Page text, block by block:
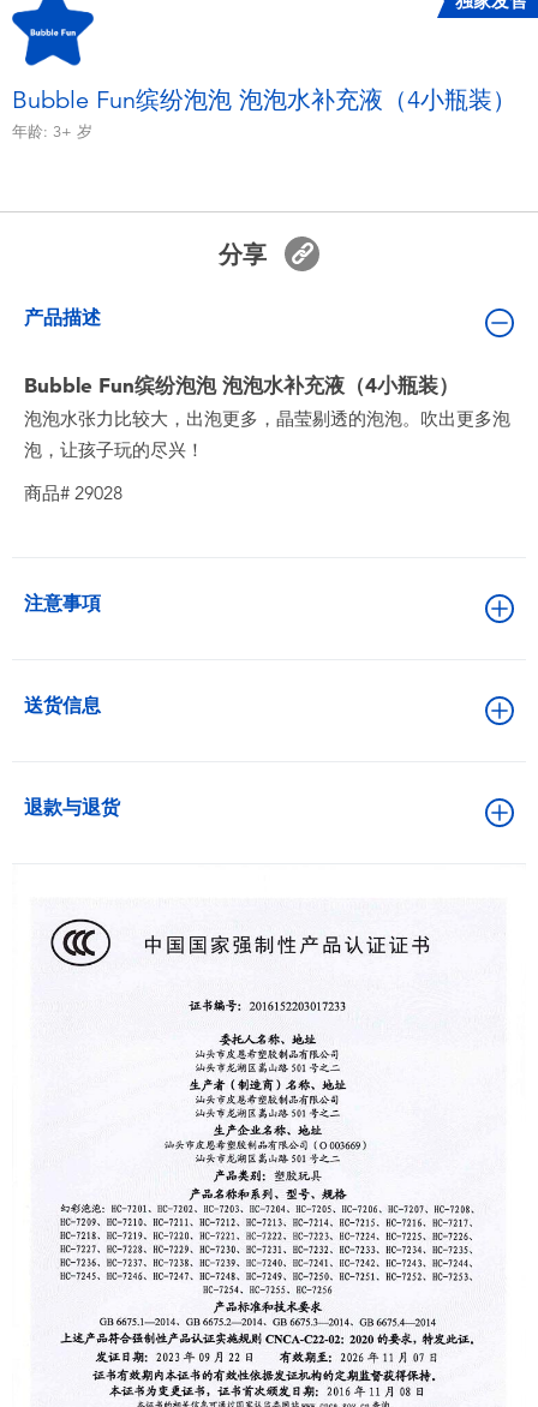
派对用品
模仿，化妆及造型系列
夏日
新登场
玩具促销
Bubble Fun缤纷泡泡 泡泡水补充液（4小瓶装）
年龄: 3+ 岁
分享
产品描述
Bubble Fun缤纷泡泡 泡泡水补充液（4小瓶装）
泡泡水张力比较大，出泡更多，晶莹剔透的泡泡。吹出更多泡
泡，让孩子玩的尽兴！
商品# 29028
注意事項
送货信息
退款与退货